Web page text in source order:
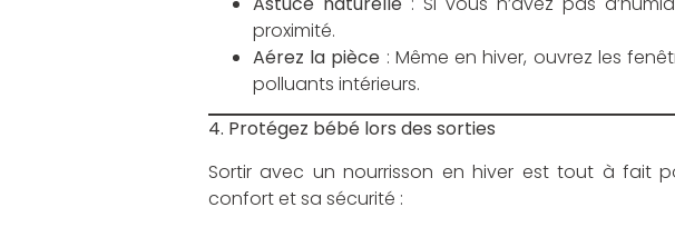
proximité.
Aérez la pièce : Même en hiver, ouvrez les
polluants intérieurs.
4. Protégez bébé lors des sorties
Sortir avec un nourrisson en hiver est tout à fait
confort et sa sécurité :